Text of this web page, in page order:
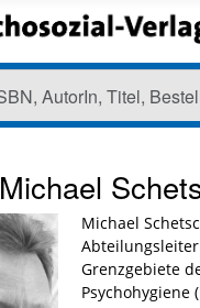
Michael
Michael
Grenzgebiete
Psychohygiene